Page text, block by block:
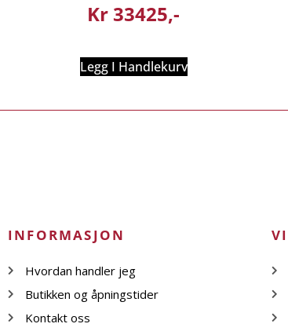
Kr 33425
Legg I Handlekurv
INFORMASJON
Hvordan handler jeg
Butikken og åpningstider
Kontakt oss